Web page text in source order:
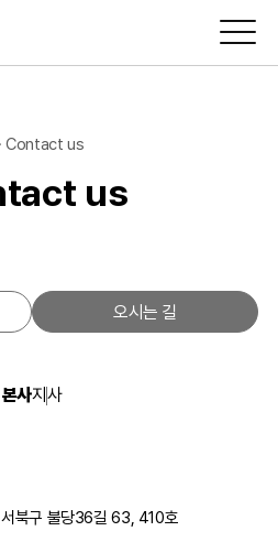
Contact us
us
오시는 길
본사지사
북구 불당36길 63, 410호